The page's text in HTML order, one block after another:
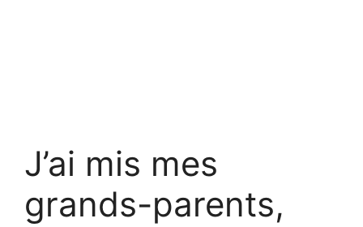
J’ai mis mes
grands-parents,